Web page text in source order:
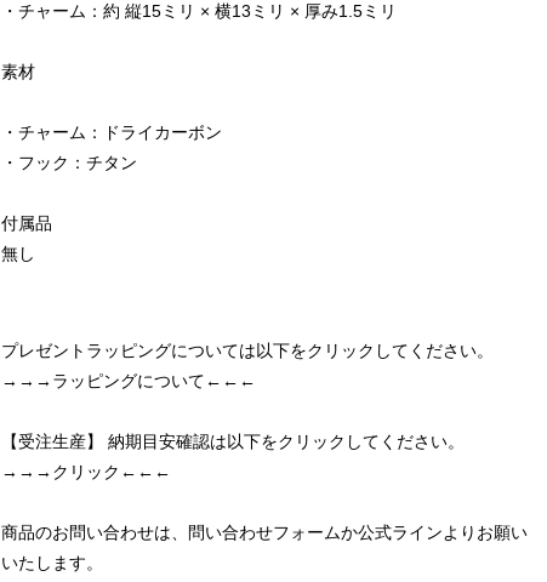
・チャーム：約 縦15ミリ × 横13ミリ × 厚み1.5ミリ
素材
・チャーム：ドライカーボン
・フック：チタン
付属品
無し
プレゼントラッピングについては以下をクリックしてください。
→→→ラッピングについて←←←
【受注生産】 納期目安確認は以下をクリックしてください。
→→→クリック←←←
商品のお問い合わせは、問い合わせフォームか公式ラインよりお願い
いたします。